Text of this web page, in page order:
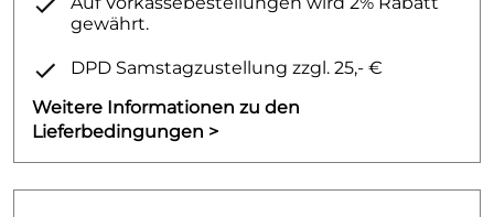
gewährt.
DPD Samstagzustellung zzgl. 25,- €
Weitere Informationen zu den
Lieferbedingungen >